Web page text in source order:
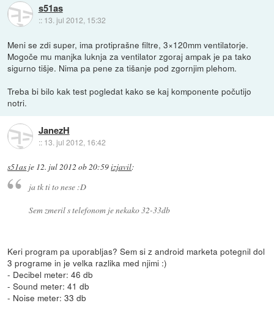
s51as
:: 13. jul 2012, 15:32
Meni se zdi super, ima protiprašne filtre, 3×120mm ventilatorje.
Mogoče mu manjka luknja za ventilator zgoraj ampak je pa tako
sigurno tišje. Nima pa pene za tišanje pod zgornjim plehom.
Treba bi bilo kak test pogledat kako se kaj komponente počutijo
notri.
JanezH
:: 13. jul 2012, 16:42
s51as je 12. jul 2012 ob 20:59izjavil:
ja tk ti to nese :D
Sem zmeril s telefonom je nekako 32-33db
Keri program pa uporabljas? Sem si z android marketa potegnil dol
3 programe in je velka razlika med njimi :)
- Decibel meter: 46 db
- Sound meter: 41 db
- Noise meter: 33 db